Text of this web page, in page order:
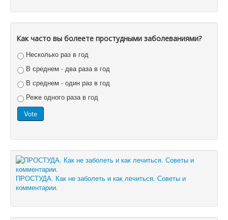
Как часто вы болеете простудными заболеваниями?
Несколько раз в год
В среднем - два раза в год
В среднем - один раз в год
Реже одного раза в год
ПРОСТУДА. Как не заболеть и как лечиться. Советы и
комментарии.